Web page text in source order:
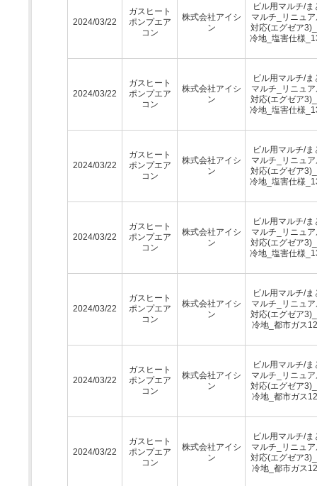
2024/03/22
ガスヒート
ポンプエア
コン
株式会社アイシ
ン
ビル用マルチ/ま
マルチ_リニュ
対応(エグゼア
冷地_塩害仕様
2024/03/22
ガスヒート
ポンプエア
コン
株式会社アイシ
ン
ビル用マルチ/ま
マルチ_リニュ
対応(エグゼア
冷地_塩害仕様
2024/03/22
ガスヒート
ポンプエア
コン
株式会社アイシ
ン
ビル用マルチ/ま
マルチ_リニュ
対応(エグゼア
冷地_塩害仕様
2024/03/22
ガスヒート
ポンプエア
コン
株式会社アイシ
ン
ビル用マルチ/ま
マルチ_リニュ
対応(エグゼア
冷地_塩害仕様
2024/03/22
ガスヒート
ポンプエア
コン
株式会社アイシ
ン
ビル用マルチ/ま
マルチ_リニュ
対応(エグゼア
冷地_都市ガス
2024/03/22
ガスヒート
ポンプエア
コン
株式会社アイシ
ン
ビル用マルチ/ま
マルチ_リニュ
対応(エグゼア
冷地_都市ガス
2024/03/22
ガスヒート
ポンプエア
コン
株式会社アイシ
ン
ビル用マルチ/ま
マルチ_リニュ
対応(エグゼア
冷地_都市ガス